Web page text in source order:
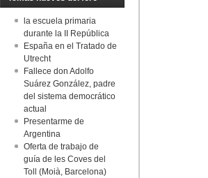
la escuela primaria
durante la II República
España en el Tratado de
Utrecht
Fallece don Adolfo
Suárez González, padre
del sistema democrático
actual
Presentarme de
Argentina
Oferta de trabajo de
guía de les Coves del
Toll (Moià, Barcelona)